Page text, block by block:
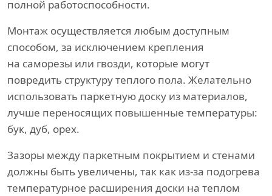
полной работоспособности.
Монтаж осуществляется любым доступным
способом, за исключением крепления
на саморезы или гвозди, которые могут
повредить структуру теплого пола. Желательно
использовать паркетную доску из материалов,
лучше переносящих повышенные температуры:
бук, дуб, орех.
Зазоры между паркетным покрытием и стенами
должны быть увеличены, так как из-за подогрева
температурное расширения доски на теплом